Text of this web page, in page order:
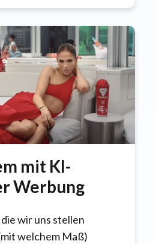
mit KI-
Werbung
wir uns stellen
welchem Maß)